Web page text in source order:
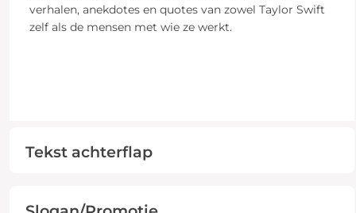
verhalen, anekdotes en quotes van zowel Taylor Swift
zelf als de mensen met wie ze werkt.
Tekst achterflap